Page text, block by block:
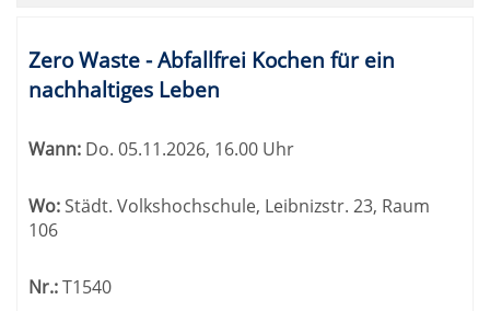
Zero Waste - Abfallfrei Kochen für ein
nachhaltiges Leben
Wann: Do. 05.11.2026, 16.00 Uhr
Wo:Städt. Volkshochschule, Leibnizstr. 23, Raum
106
Nr.:T1540